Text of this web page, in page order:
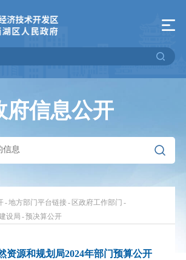
府信息公开
-地方部门平台链接- 区政府工作部门 -
设局 -预决算公开
资源和规划局2024年部门预算公开